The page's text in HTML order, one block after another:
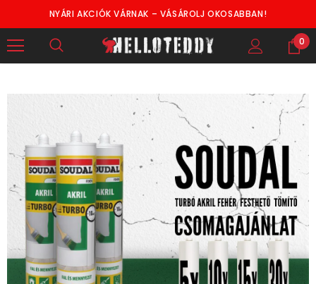
NYÁRI AKCIÓK VÁRNAK – VÁSÁROLJ OKOSABBAN!
0